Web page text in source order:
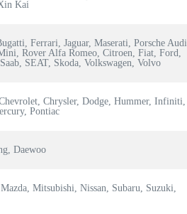
Kai
Ferrari, Jaguar, Maserati, Porsche Audi,
Rover Alfa Romeo, Citroen, Fiat, Ford,
SEAT, Skoda, Volkswagen, Volvo
Chrysler, Dodge, Hummer, Infiniti,
Pontiac
Daewoo
Mitsubishi, Nissan, Subaru, Suzuki,